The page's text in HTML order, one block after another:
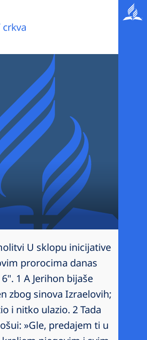
U sklopu inicijative
prorocima danas
1 A Jerihon bijaše
zbog sinova Izraelovih;
i nitko ulazio. 2 Tada
»Gle, predajem ti u